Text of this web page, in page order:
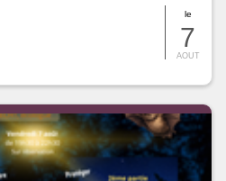
le
7
AOUT